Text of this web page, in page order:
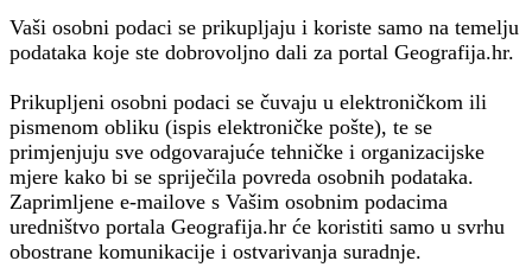
Vaši osobni podaci se prikupljaju i koriste samo na temelju
podataka koje ste dobrovoljno dali za portal Geografija.hr.
Prikupljeni osobni podaci se čuvaju u elektroničkom ili
pismenom obliku (ispis elektroničke pošte), te se
primjenjuju sve odgovarajuće tehničke i organizacijske
mjere kako bi se spriječila povreda osobnih podataka.
Zaprimljene e-mailove s Vašim osobnim podacima
uredništvo portala Geografija.hr će koristiti samo u svrhu
obostrane komunikacije i ostvarivanja suradnje.